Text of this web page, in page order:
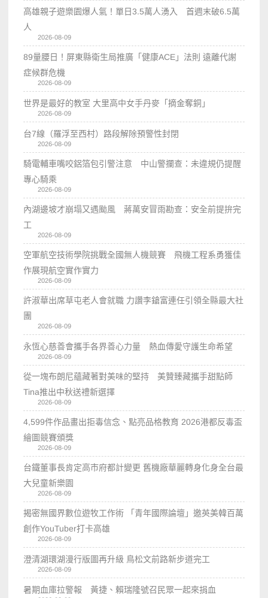
高雄親子遊樂園爆人氣！單日3.5萬人湧入 首週末破6.5萬
人
2026-08-09
89量腰日！屏東縣衛生局推廣「健康ACE」法則 遠離代謝
症候群危機
2026-08-09
世界是最好的教室 大里高中女手丹麥「摘金奪銅」
2026-08-09
台7線（羅浮至西村）路段解除預警性封閉
2026-08-09
騎電輔車嘴咬鋁箔包引警注意 中山警攔查：未違規仍提醒
專心騎乘
2026-08-09
內湖邊坡才崩塌又遇颱風 蔣萬安冒雨勘查：安全前提拚完
工
2026-08-09
空軍航空技術學院挑戰全國無人機競賽 飛機工程系勇獲佳
作展現航空實作實力
2026-08-09
許淑華出席草屯老人會就職 力讚李鎗富連任引領全縣最大社
團
2026-08-09
永恆心慈善會攜手各界善心力量 熱血傳愛守護生命希望
2026-08-09
從一塊布朗尼蘊藏著對美味的堅持 美贊臻藏攜手甜點師
Tina推出中秋送禮新選擇
2026-08-09
4,599件作品畫出拒毒信念、點亮品格教育 2026港都反毒盃
繪圖競賽頒獎
2026-08-09
台鐵董事長肯定高市府都計變更 舊機廠華麗轉身化身全台最
大兒童新樂園
2026-08-09
揭密無國界數位遊牧工作術 「青年國際論壇」邀英美韓百萬
創作YouTuber打卡高雄
2026-08-09
澄清湖環湖漫行版圖再升級 鳥松文前路新步道完工
2026-08-09
暑期血庫拉警報 黃捷、賴瑞隆號召民眾一起來捐血